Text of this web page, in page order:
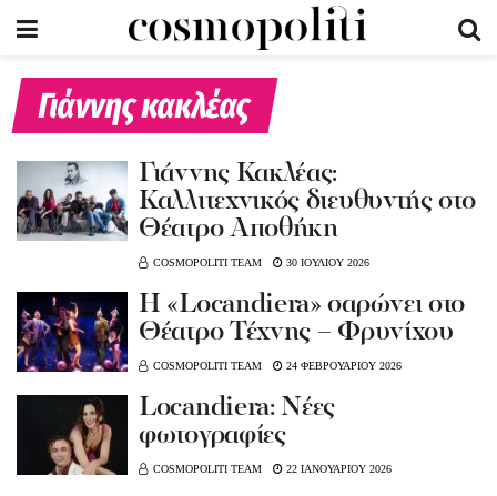
Γιάννης κακλέας
Γιάννης Κακλέας:
Καλλιτεχνικός διευθυντής στο
Θέατρο Αποθήκη
COSMOPOLITI TEAM 30 ΙΟΥΛΙΟΥ 2026
Η «Locandiera» σαρώνει στο
Θέατρο Τέχνης – Φρυνίχου
COSMOPOLITI TEAM 24 ΦΕΒΡΟΥΑΡΙΟΥ 2026
Locandiera: Νέες
φωτογραφίες
COSMOPOLITI TEAM 22 ΙΑΝΟΥΑΡΙΟΥ 2026